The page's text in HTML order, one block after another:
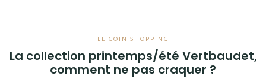
LE COIN SHOPPING
La collection printemps/été Vertbaudet,
comment ne pas craquer ?